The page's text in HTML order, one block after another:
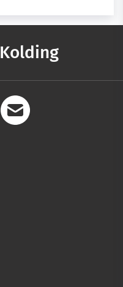
Kolding